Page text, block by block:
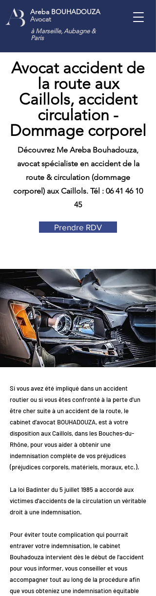
Areba BOUHADOUZA
Avocat
à Marseille, Aubagne &
Paris
Avocat accident de
la route aux
Caillols, accident
circulation -
Dommage corporel
Découvrez Me Areba Bouhadouza,
avocat spécialiste en accident de la
route & circulation (dommage
corporel) aux Caillols. Tél : 06 41 46 10
45
Prendre RDV
Si vous avez été impliqué dans un accident
routier ou si vous êtes confronté à la perte d'un
être cher suite à un accident de la route, le
cabinet d’avocat BOUHADOUZA, est à votre
disposition aux Caillols, dans les Bouches-du-
Rhône, pour vous aider à obtenir une
indemnisation complète de vos préjudices
(préjudices corporels, matériels, moraux, etc.).
La loi Badinter du 5 juillet 1985 a accordé aux
victimes d'accidents de la circulation un véritable
droit à une indemnisation.
Pour éviter toute complication qui pourrait
entraver votre indemnisation, le cabinet
Bouhadouza intervient dès le début de l'accident
pour vous informer, vous conseiller et vous
accompagner tout au long de la procédure afin
que vous obteniez une indemnisation équitable